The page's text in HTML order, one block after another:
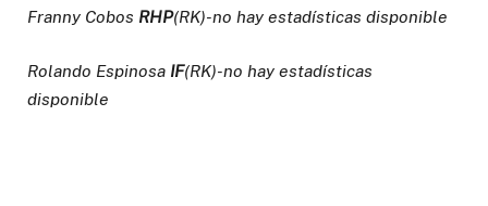
Franny Cobos RHP(RK)-no hay estadísticas disponible
Rolando Espinosa IF(RK)-no hay estadísticas
disponible